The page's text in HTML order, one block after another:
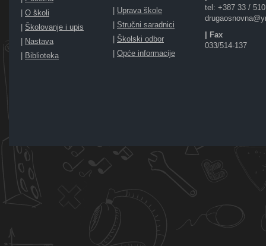
| O školi
| Školovanje i upis
| Nastava
| Biblioteka
| Uprava škole
| Stručni saradnici
| Školski odbor
| Opće informacije
tel: +387 33 /
| Fax
033/514-137